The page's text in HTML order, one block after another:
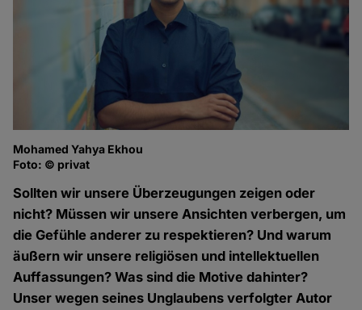
Mohamed Yahya Ekhou
Foto: © privat
Sollten wir unsere Überzeugungen zeigen oder
nicht? Müssen wir unsere Ansichten verbergen, um
die Gefühle anderer zu respektieren? Und warum
äußern wir unsere religiösen und intellektuellen
Auffassungen? Was sind die Motive dahinter?
Unser wegen seines Unglaubens verfolgter Autor